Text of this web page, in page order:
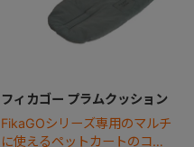
フィカゴー プラムクッション
FikaGOシリーズ専用のマルチ
に使えるペットカートのコー